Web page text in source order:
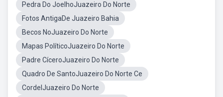
Pedra Do JoelhoJuazeiro Do Norte
Fotos AntigaDe Juazeiro Bahia
Becos NoJuazeiro Do Norte
Mapas PolíticoJuazeiro Do Norte
Padre CíceroJuazeiro Do Norte
Quadro De SantoJuazeiro Do Norte Ce
CordelJuazeiro Do Norte